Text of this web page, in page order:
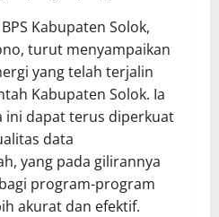
Kabupaten Solok,
turut menyampaikan
yang telah terjalin
Kabupaten Solok. Ia
ini dapat terus diperkuat
data
yang pada gilirannya
program-program
akurat dan efektif.